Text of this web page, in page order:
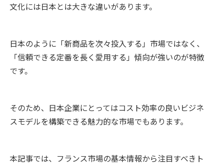
文化には日本とは大きな違いがあります。
日本のように「新商品を次々投入する」市場ではなく、
「信頼できる定番を長く愛用する」傾向が強いのが特徴
です。
そのため、日本企業にとってはコスト効率の良いビジネ
スモデルを構築できる魅力的な市場でもあります。
本記事では、フランス市場の基本情報から注目すべきト